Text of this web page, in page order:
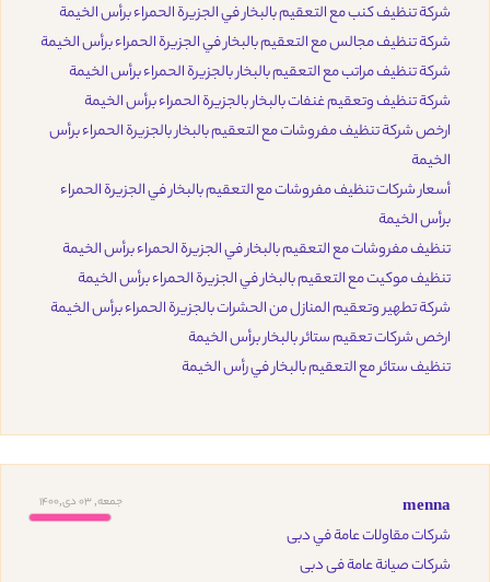
شركة تنظيف كنب مع التعقيم بالبخار في الجزيرة الحمراء برأس الخيمة
شركة تنظيف مجالس مع التعقيم بالبخار في الجزيرة الحمراء برأس الخيمة
شركة تنظيف مراتب مع التعقيم بالبخار بالجزيرة الحمراء برأس الخيمة
شركة تنظيف وتعقيم غنفات بالبخار بالجزيرة الحمراء برأس الخيمة
ارخص شركة تنظيف مفروشات مع التعقيم بالبخار بالجزيرة الحمراء برأس
الخيمة
أسعار شركات تنظيف مفروشات مع التعقيم بالبخار في الجزيرة الحمراء
برأس الخيمة
تنظيف مفروشات مع التعقيم بالبخار في الجزيرة الحمراء برأس الخيمة
تنظيف موكيت مع التعقيم بالبخار في الجزيرة الحمراء برأس الخيمة
شركة تطهير وتعقيم المنازل من الحشرات بالجزيرة الحمراء برأس الخيمة
ارخص شركات تعقيم ستائر بالبخار برأس الخيمة
تنظيف ستائر مع التعقيم بالبخار في رأس الخيمة
جمعه, 03 دی,1400
menna
شركات مقاولات عامة في دبى
شركات صيانة عامة فى دبى